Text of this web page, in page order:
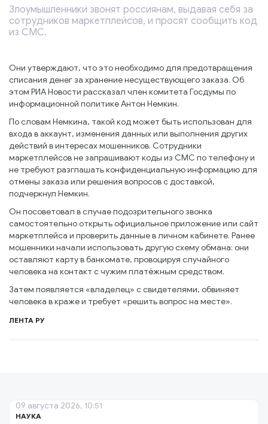
Злоумышленники звонят россиянам, выдавая себя за
сотрудников маркетплейсов, и просят сообщить код
из СМС.
Они утверждают, что это необходимо для предотвращения
списания денег за хранение несуществующего заказа. Об
этом РИА Новости рассказал член комитета Госдумы по
информационной политике Антон Немкин.
По словам Немкина, такой код может быть использован для
входа в аккаунт, изменения данных или выполнения других
действий в интересах мошенников. Сотрудники
маркетплейсов не запрашивают коды из СМС по телефону и
не требуют разглашать конфиденциальную информацию для
отмены заказа или решения вопросов с доставкой,
подчеркнул Немкин.
Он посоветовал в случае подозрительного звонка
самостоятельно открыть официальное приложение или сайт
маркетплейса и проверить данные в личном кабинете. Ранее
мошенники начали использовать другую схему обмана: они
оставляют карту в банкомате, провоцируя случайного
человека на контакт с чужим платёжным средством.
Затем появляется «владелец» с свидетелями, обвиняет
человека в краже и требует «решить вопрос на месте».
ЛЕНТА РУ
НАУКА
09 августа 2026, 10:51